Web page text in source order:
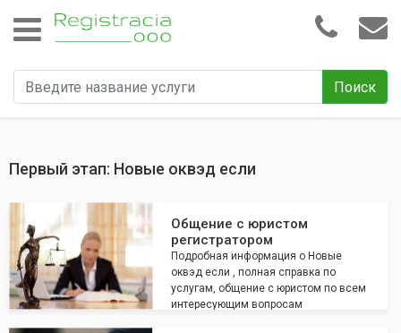
Поиск
Первый этап: Новые оквэд если
Общение с юристом
регистратором
Подробная информация о Новые
оквэд если , полная справка по
услугам, общение с юристом по всем
интересующим вопросам